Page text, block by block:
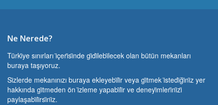
Ne Nerede?
Türki̇ye sınırları i̇çeri̇si̇nde gi̇di̇lebi̇lecek olan bütün mekanları
buraya taşıyoruz.
Si̇zlerde mekanınızı buraya ekleyebi̇li̇r veya gi̇tmek i̇stedi̇ği̇ni̇z yer
hakkında gi̇tmeden ön i̇zleme yapabi̇li̇r ve deneyi̇mleri̇ni̇zi̇
paylaşabi̇li̇rsi̇ni̇z.